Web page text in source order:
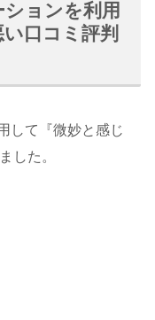
ョンを利用
口コミ評判
して『微妙と感じ
した。